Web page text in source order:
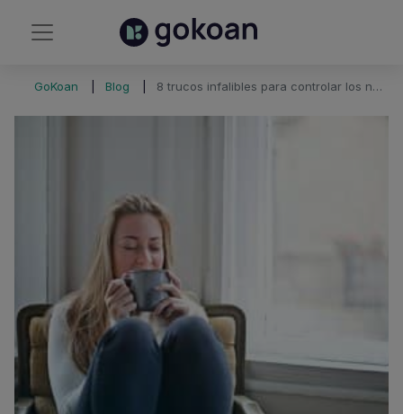
GoKoan Blog 8 trucos infalibles para controlar los nervios durante el examen y aprobar tu oposición